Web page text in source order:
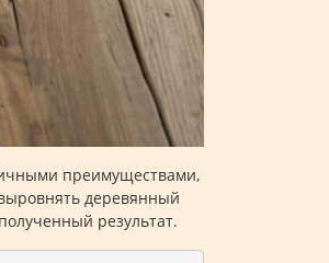
преимуществами,
деревянный
результат.